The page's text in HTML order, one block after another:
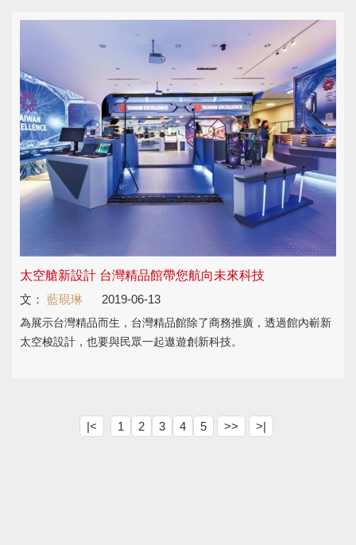
太空艙新設計 台灣精品館帶您航向未來科技
文： 藍硯琳 2019-06-13
為展示台灣精品而生，台灣精品館除了商務推廣，透過館內嶄新
太空梭設計，也要與民眾一起遨遊創新科技。
|< 1 2 3 4 5 >> >|